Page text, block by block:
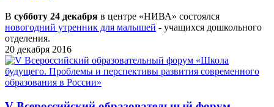
В субботу 24 декабря в центре «НИВА» состоялся
новогодний утренник для малышей - учащихся дошкольного
отделения.
20 декабря 2016